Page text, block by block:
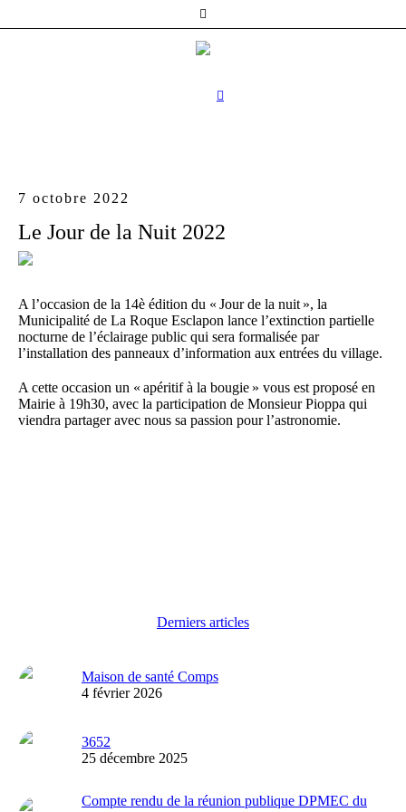
7 octobre 2022
Le Jour de la Nuit 2022
A l’occasion de la 14è édition du « Jour de la nuit », la
Municipalité de La Roque Esclapon lance l’extinction partielle
nocturne de l’éclairage public qui sera formalisée par
l’installation des panneaux d’information aux entrées du village.
A cette occasion un « apéritif à la bougie » vous est proposé en
Mairie à 19h30, avec la participation de Monsieur Pioppa qui
viendra partager avec nous sa passion pour l’astronomie.
Derniers articles
Maison de santé Comps
4 février 2026
3652
25 décembre 2025
Compte rendu de la réunion publique DPMEC du